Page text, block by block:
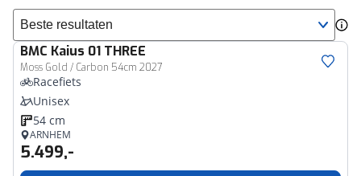
Sorteer resultaten
BMC Kaius 01 THREE
Moss Gold / Carbon 54cm 2027
Racefiets
Unisex
54 cm
ARNHEM
5.499,-